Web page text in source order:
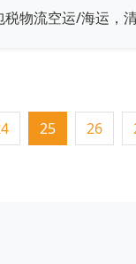
税物流空运/海运，
25 26